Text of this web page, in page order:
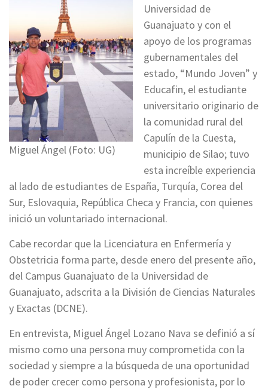
Miguel Ángel (Foto: UG)
Universidad de
Guanajuato y con el
apoyo de los programas
gubernamentales del
estado, “Mundo Joven” y
Educafin, el estudiante
universitario originario de
la comunidad rural del
Capulín de la Cuesta,
municipio de Silao; tuvo
esta increíble experiencia
al lado de estudiantes de España, Turquía, Corea del
Sur, Eslovaquia, República Checa y Francia, con quienes
inició un voluntariado internacional.
Cabe recordar que la Licenciatura en Enfermería y
Obstetricia forma parte, desde enero del presente año,
del Campus Guanajuato de la Universidad de
Guanajuato, adscrita a la División de Ciencias Naturales
y Exactas (DCNE).
En entrevista, Miguel Ángel Lozano Nava se definió a sí
mismo como una persona muy comprometida con la
sociedad y siempre a la búsqueda de una oportunidad
de poder crecer como persona y profesionista, por lo